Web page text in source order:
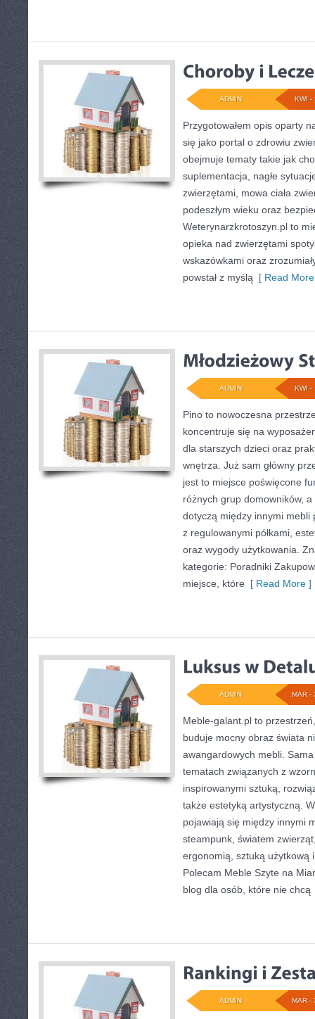
KWI -
ADMIN
Przygotowałem opis oparty
się jako portal o zdrowiu
obejmuje tematy takie jak
suplementacja, nagłe
zwierzętami, mowa ciała
podeszłym wieku oraz
Weterynarzkrotoszyn.pl to
opieka nad zwierzętami
wskazówkami oraz
powstał z myślą [ Read
KWI -
ADMIN
Pino to nowoczesna
koncentruje się na
dla starszych dzieci oraz
wnętrza. Już sam główny
jest to miejsce poświęcone
różnych grup domowników, a
dotyczą między innymi mebli
z regulowanymi półkami,
oraz wygody użytkowania.
kategorie: Poradniki
miejsce, które [ Read More ]
MAR -
ADMIN
Meble-galant.pl to
buduje mocny obraz świata
awangardowych mebli.
tematach związanych z
inspirowanymi sztuką,
także estetyką artystyczną.
pojawiają się między innymi
steampunk, światem
ergonomią, sztuką użytkową
Polecam Meble Szyte na
blog dla osób, które nie chcą
MAR -
ADMIN